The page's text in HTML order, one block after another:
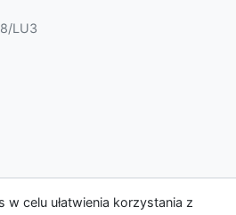
celu ułatwienia korzystania z
LU3